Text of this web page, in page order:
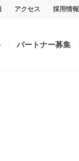
アクセス 採用情報
パートナー募集